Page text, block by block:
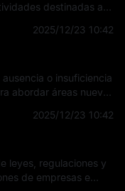
destinadas a
2025/12/23 10:42
o insuficiencia
abordar áreas nuevas
2025/12/23 10:42
leyes, regulaciones y
de empresas e